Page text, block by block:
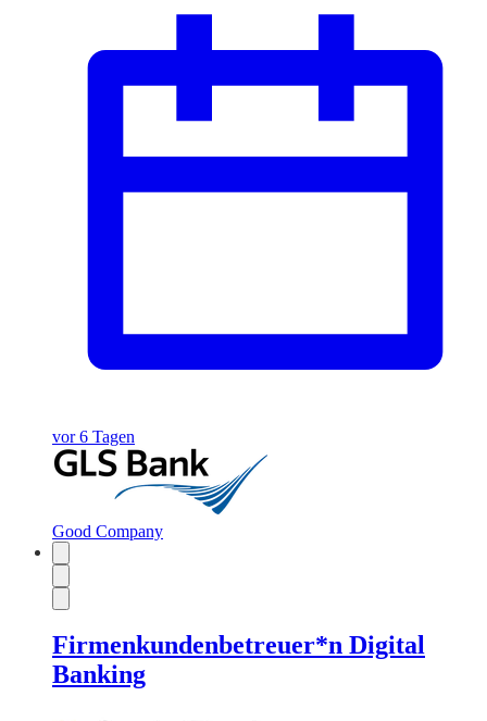
vor 6 Tagen
Good Company
Firmenkundenbetreuer*n Digital
Banking